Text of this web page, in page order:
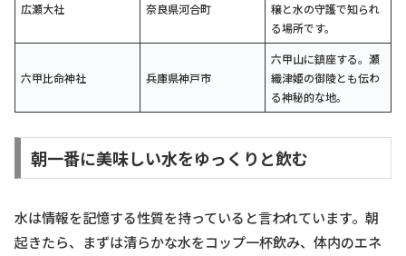
広瀬大社 奈良県河合町
穣と水の守護で知られ
る場所です。
六甲比命神社 兵庫県神戸市
六甲山に鎮座する。瀬
織津姫の御陵とも伝わ
る神秘的な地。
朝一番に美味しい水をゆっくりと飲む
水は情報を記憶する性質を持っていると言われています。朝
起きたら、まずは清らかな水をコップ一杯飲み、体内のエネ